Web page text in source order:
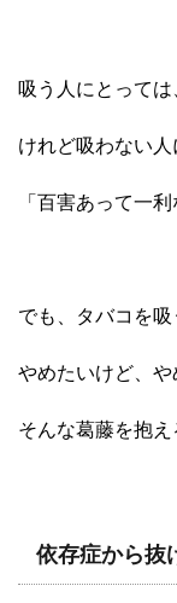
吸う人にとっては
けれど吸わない
「百害あって一
でも、タバコを
やめたいけど、や
そんな葛藤を抱え
依存症から抜